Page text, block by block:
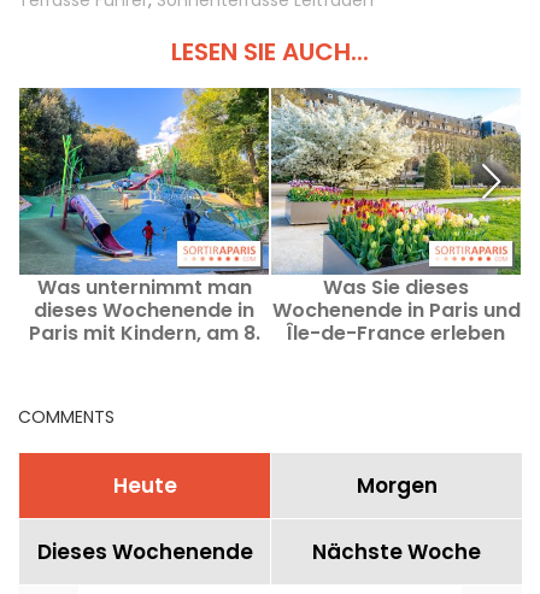
LESEN SIE AUCH...
Was unternimmt man
dieses Wochenende in
Paris mit Kindern, am 8.
Was Sie dieses
Wochenende in Paris und
Île-de-France erleben
COMMENTS
Heute Morgen
Dieses Wochenende Nächste Woche